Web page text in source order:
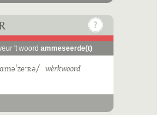
't woord ammeseerde(t)
wèrkwoord